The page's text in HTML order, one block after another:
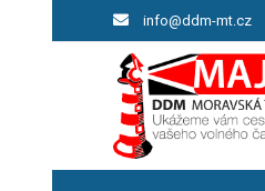
info@ddm-mt.cz